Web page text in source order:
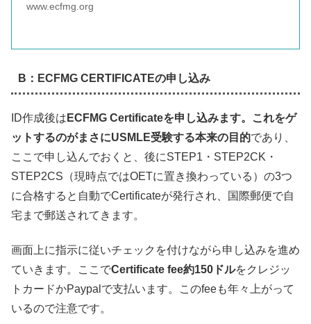
www.ecfmg.org
B：ECFMG CERTIFICATEの申し込み
ID作成後は ECFMG Certificateを申し込みます。これをゲ
ットするのがまさにUSMLE受験する本来の目的であり、
ここで申し込んでおくと、後にSTEP1・STEP2CK・
STEP2CS（現時点ではOETに置き換わっている）の3つ
に合格すると自動でCertificateが発行され、国際郵便で自
宅まで郵送されてきます。
画面上に指示に従いチェックを付けながら申し込みを進め
ていきます。ここでCertificate fee約150ドルをクレジッ
トカードかPaypalで支払います。このfeeも年々上がって
いるので注意です。